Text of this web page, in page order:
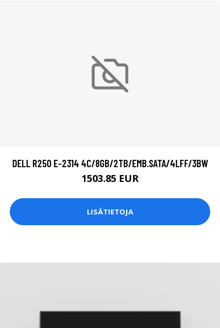
DELL R250 E-2314 4C/8GB/2TB/EMB.SATA/4LFF/3BW
1503.85 EUR
LISÄTIETOJA